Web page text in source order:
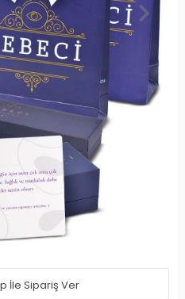
İle Sipariş Ver